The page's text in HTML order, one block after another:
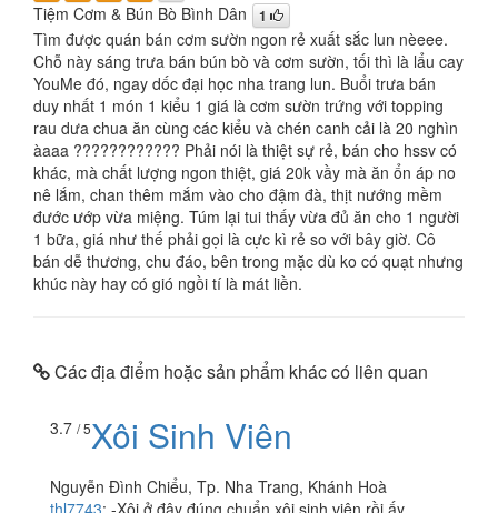
Tiệm Cơm & Bún Bò Bình Dân 1
Tìm được quán bán cơm sườn ngon rẻ xuất sắc lun nèeee.
Chỗ này sáng trưa bán bún bò và cơm sườn, tối thì là lẩu cay
YouMe đó, ngay dốc đại học nha trang lun. Buổi trưa bán
duy nhất 1 món 1 kiểu 1 giá là cơm sườn trứng với topping
rau dưa chua ăn cùng các kiểu và chén canh cải là 20 nghìn
àaaa ???????????? Phải nói là thiệt sự rẻ, bán cho hssv có
khác, mà chất lượng ngon thiệt, giá 20k vầy mà ăn ổn áp no
nê lắm, chan thêm mắm vào cho đậm đà, thịt nướng mềm
đước ướp vừa miệng. Túm lại tui thấy vừa đủ ăn cho 1 người
1 bữa, giá như thế phải gọi là cực kì rẻ so với bây giờ. Cô
bán dễ thương, chu đáo, bên trong mặc dù ko có quạt nhưng
khúc này hay có gió ngồi tí là mát liền.
Các địa điểm hoặc sản phẩm khác có liên quan
3.7 / 5Xôi Sinh Viên
Nguyễn Đình Chiểu, Tp. Nha Trang, Khánh Hoà
thl7743: -Xôi ở đây đúng chuẩn xôi sinh viên rồi ấy,